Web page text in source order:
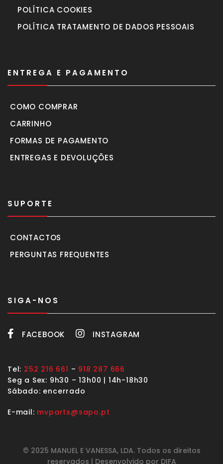
POLÍTICA COOKIES
POLÍTICA TRATAMENTO DE DADOS PESSOAIS
ENTREGA E PAGAMENTO
COMO COMPRAR
CARRINHO
FORMAS DE PAGAMENTO
ENTREGAS E DEVOLUÇÕES
SUPORTE
CONTACTOS
PERGUNTAS FREQUENTES
SIGA-NOS
FACEBOOK INSTAGRAM
Tel: 252 216 661 – 918 287 666
Seg a Sex: 9h30 – 13h00 | 14h-18h30
Sábado: encerrado
E-mail: mvparts@sapo.pt
© 2025 MANUEL E VANESSA, LDA. Todos os direitos
reservados | Desenvolvido por DIFA